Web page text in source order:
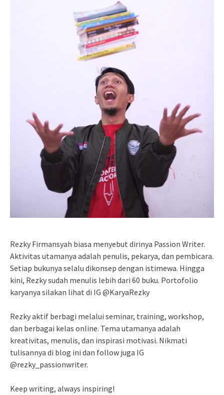
Rezky Firmansyah biasa menyebut dirinya Passion Writer.
Aktivitas utamanya adalah penulis, pekarya, dan pembicara.
Setiap bukunya selalu dikonsep dengan istimewa. Hingga
kini, Rezky sudah menulis lebih dari 60 buku. Portofolio
karyanya silakan lihat di IG @KaryaRezky
Rezky aktif berbagi melalui seminar, training, workshop,
dan berbagai kelas online. Tema utamanya adalah
kreativitas, menulis, dan inspirasi motivasi. Nikmati
tulisannya di blog ini dan follow juga IG
@rezky_passionwriter.
Keep writing, always inspiring!